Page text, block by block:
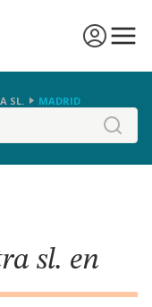
SL. MADRID
sl. en